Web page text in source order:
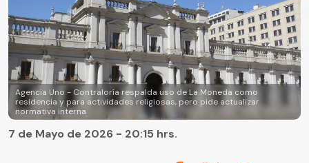
Agencia Uno - Contraloría respalda uso de La Moneda como
residencia y para actividades religiosas, pero pide actualizar
normativa interna
7 de Mayo de 2026 - 20:15 hrs.